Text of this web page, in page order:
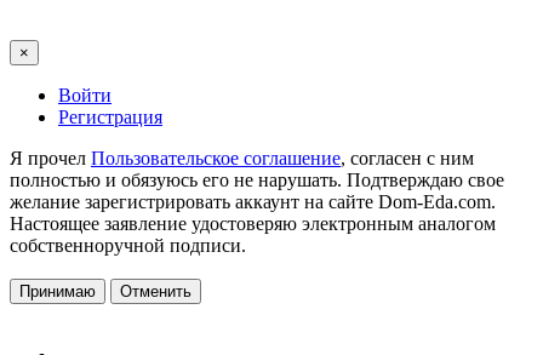
×
Войти
Регистрация
Я прочел Пользовательское соглашение, согласен с ним
полностью и обязуюсь его не нарушать. Подтверждаю свое
желание зарегистрировать аккаунт на сайте Dom-Eda.com.
Настоящее заявление удостоверяю электронным аналогом
собственноручной подписи.
Принимаю Отменить